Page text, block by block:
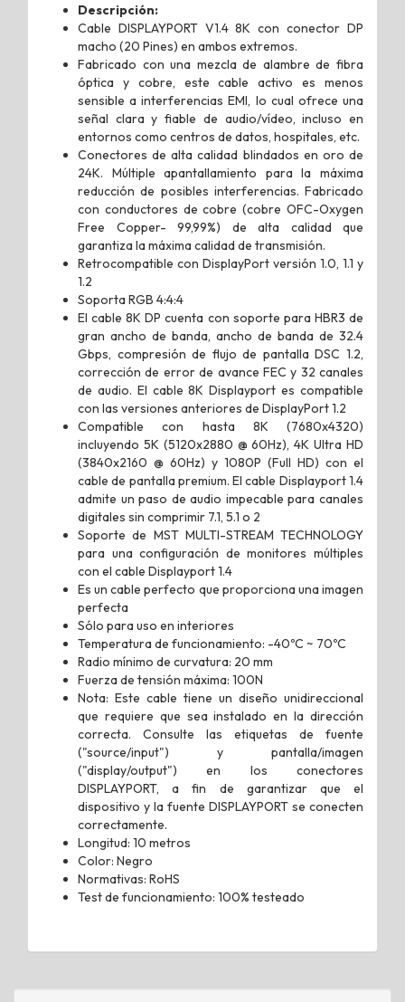
Descripción:
Cable DISPLAYPORT V1.4 8K con conector DP
macho (20 Pines) en ambos extremos.
Fabricado con una mezcla de alambre de fibra
óptica y cobre, este cable activo es menos
sensible a interferencias EMI, lo cual ofrece una
señal clara y fiable de audio/vídeo, incluso en
entornos como centros de datos, hospitales, etc.
Conectores de alta calidad blindados en oro de
24K. Múltiple apantallamiento para la máxima
reducción de posibles interferencias. Fabricado
con conductores de cobre (cobre OFC-Oxygen
Free Copper- 99,99%) de alta calidad que
garantiza la máxima calidad de transmisión.
Retrocompatible con DisplayPort versión 1.0, 1.1 y
1.2
Soporta RGB 4:4:4
El cable 8K DP cuenta con soporte para HBR3 de
gran ancho de banda, ancho de banda de 32.4
Gbps, compresión de flujo de pantalla DSC 1.2,
corrección de error de avance FEC y 32 canales
de audio. El cable 8K Displayport es compatible
con las versiones anteriores de DisplayPort 1.2
Compatible con hasta 8K (7680x4320)
incluyendo 5K (5120x2880 @ 60Hz), 4K Ultra HD
(3840x2160 @ 60Hz) y 1080P (Full HD) con el
cable de pantalla premium. El cable Displayport 1.4
admite un paso de audio impecable para canales
digitales sin comprimir 7.1, 5.1 o 2
Soporte de MST MULTI-STREAM TECHNOLOGY
para una configuración de monitores múltiples
con el cable Displayport 1.4
Es un cable perfecto que proporciona una imagen
perfecta
Sólo para uso en interiores
Temperatura de funcionamiento: -40ºC ~ 70ºC
Radio mínimo de curvatura: 20 mm
Fuerza de tensión máxima: 100N
Nota: Este cable tiene un diseño unidireccional
que requiere que sea instalado en la dirección
correcta. Consulte las etiquetas de fuente
("source/input") y pantalla/imagen
("display/output") en los conectores
DISPLAYPORT, a fin de garantizar que el
dispositivo y la fuente DISPLAYPORT se conecten
correctamente.
Longitud: 10 metros
Color: Negro
Normativas: RoHS
Test de funcionamiento: 100% testeado